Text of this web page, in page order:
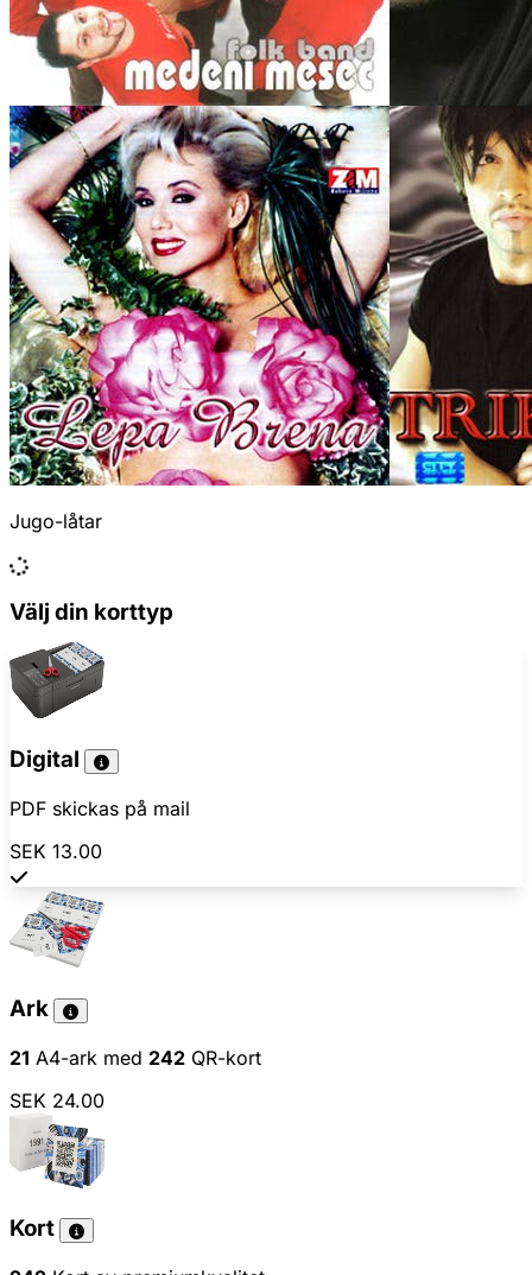
Jugo-låtar
Välj din korttyp
Digital
PDF skickas på mail
SEK 13.00
Ark
21 A4-ark med 242 QR-kort
SEK 24.00
Kort